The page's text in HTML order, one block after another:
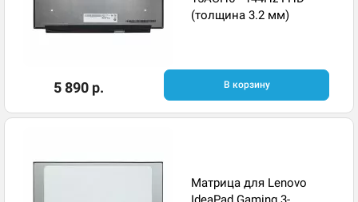
(толщина 3.2 мм)
5 890 р. В корзину
Матрица для Lenovo